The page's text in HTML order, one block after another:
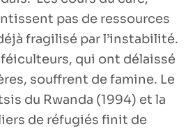
pas de ressources
fragilisé par l’instabilité.
qui ont délaissé
souffrent de famine. Le
du Rwanda (1994) et la
de réfugiés finit de